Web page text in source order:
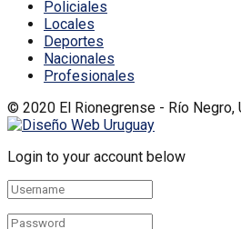
Policiales
Locales
Deportes
Nacionales
Profesionales
© 2020 El Rionegrense - Río Negro,
Login to your account below